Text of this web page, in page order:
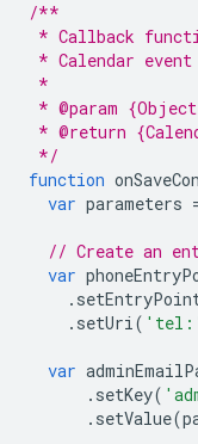
/**
* Callback
* Calendar
*
* @param
* @return
*/
function
var parameters
// Create an
var
.
. setUri(
var
. setKey(
. setValue(